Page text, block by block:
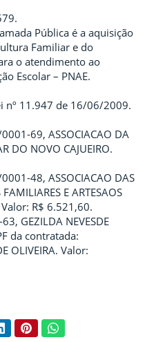
Pública é a aquisição
Familiar e do
o atendimento ao
Escolar – PNAE.
nº 11.947 de 16/06/2009.
69, ASSOCIACAO DA
DO NOVO CAJUEIRO.
48, ASSOCIACAO DAS
E ARTESAOS
Valor: R$ 6.521,60.
GEZILDA NEVESDE
da contratada:
OLIVEIRA. Valor:
LinkedInPinterestWhatsApp